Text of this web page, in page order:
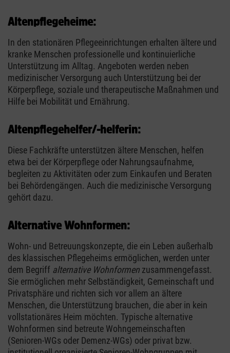
Altenpflegeheime:
In den stationären Pflegeeinrichtungen erhalten ältere und
kranke Menschen professionelle und kontinuierliche
Unterstützung im Alltag. Angeboten werden neben
medizinischer Versorgung auch Unterstützung bei der
Körperpflege, soziale und therapeutische Maßnahmen und
Hilfe bei Mobilität und Ernährung.
Altenpflegehelfer/-helferin:
Diese Fachkräfte unterstützen ältere Menschen, helfen
etwa bei der Körperpflege oder Nahrungsaufnahme,
begleiten zu Aktivitäten oder zum Einkaufen und Beraten
bei Behördengängen. Auch die medizinische Versorgung
gehört dazu.
Alternative Wohnformen:
Wohn- und Betreuungskonzepte, die ein Leben außerhalb
des klassischen Pflegeheims ermöglichen, werden unter
dem Begriff alternative Wohnformen zusammengefasst.
Sie ermöglichen mehr Selbständigkeit, Gemeinschaft und
Privatsphäre und richten sich vor allem an ältere
Menschen, die Unterstützung brauchen, die aber in kein
vollstationäres Heim möchten. Typische alternative
Wohnformen sind betreute Wohngemeinschaften
(Senioren-WGs oder Demenz-WGs) oder privat bzw.